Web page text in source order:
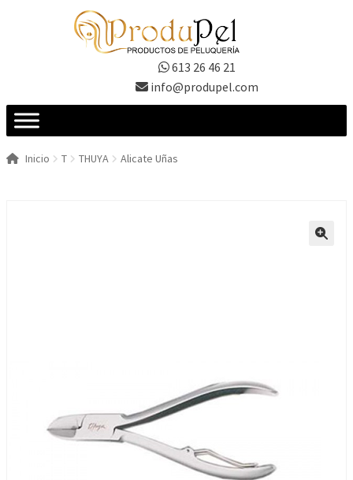
613 26 46 21
info@produpel.com
Inicio T THUYA Alicate Uñas